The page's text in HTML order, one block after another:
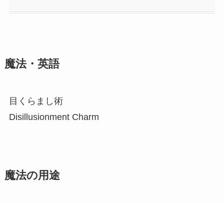
魔法・英語
目くらまし術
Disillusionment Charm
魔法の用途